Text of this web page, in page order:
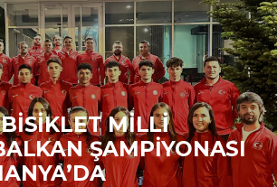
MILLI
ŞAMPIYONASI